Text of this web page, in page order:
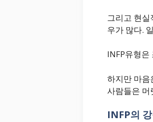
그리고 현실
우가 많다.
INFP유형은
하지만 마음
사람들은 머
INFP의